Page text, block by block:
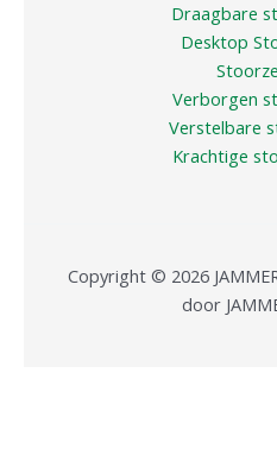
Draagbare
Desktop
Verborgen
Verstelbare
Krachtige
Copyright © 2026
door